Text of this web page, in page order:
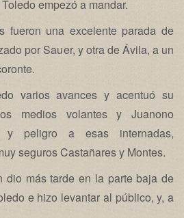
empezó a mandar.
fueron una excelente parada de
por Sauer, y otra de Ávila, a un
varios avances y acentuó su
medios volantes y Juanono
y peligro a esas internadas,
seguros Castañares y Montes.
dio más tarde en la parte baja de
e hizo levantar al público, y, a